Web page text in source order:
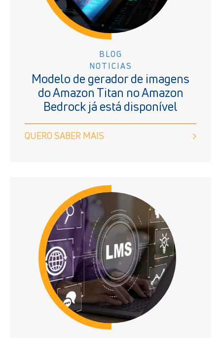
BLOG
NOTICIAS
Modelo de gerador de imagens
do Amazon Titan no Amazon
Bedrock já está disponível
QUERO SABER MAIS